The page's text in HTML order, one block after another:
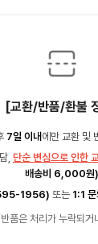
[교환/반품/환불
7일 이내 에만 교환 및
, 단순 변심으로 인한
배송비 6,000원)
1956) 또는 1:1 문
품은 처리가 누락되거